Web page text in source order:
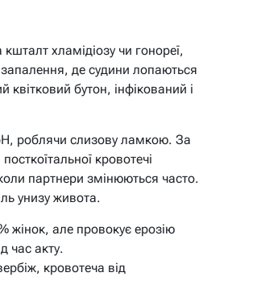
хламідіозу чи гонореї,
де судини лопаються
бутон, інфікований і
роблячи слизову ламкою. За
кровотечі
партнери змінюються часто.
унизу живота.
жінок, але провокує ерозію
час акту.
кровотеча від